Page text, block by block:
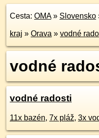
Cesta: OMA» Slovensko
kraj » Orava » vodné
vodné
vodné radosti
11x bazén, 7x pláž, 3x